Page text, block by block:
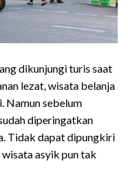
dikunjungi turis saat
lezat, wisata belanja
Namun sebelum
diperingatkan
Tidak dapat dipungkiri
asyik pun tak